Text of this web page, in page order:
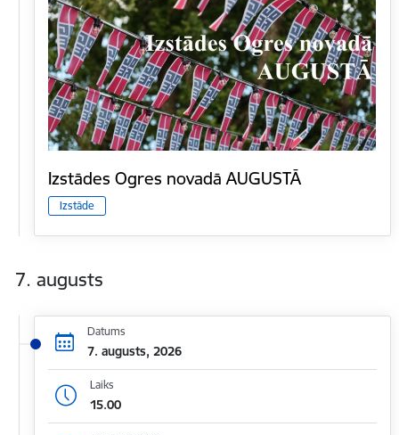
Izstādes Ogres novadā AUGUSTĀ
Izstāde
7. augusts
Datums
7. augusts, 2026
Laiks
15.00